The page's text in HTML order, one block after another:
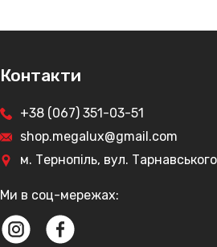
Контакти
+38 (067) 351-03-51
shop.megalux@gmail.com
м. Тернопіль, вул.
Ми в соц-мережах: